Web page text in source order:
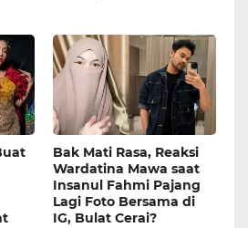
Bak Mati Rasa, Reaksi
Wardatina Mawa saat
Insanul Fahmi Pajang
Lagi Foto Bersama di
IG, Bulat Cerai?